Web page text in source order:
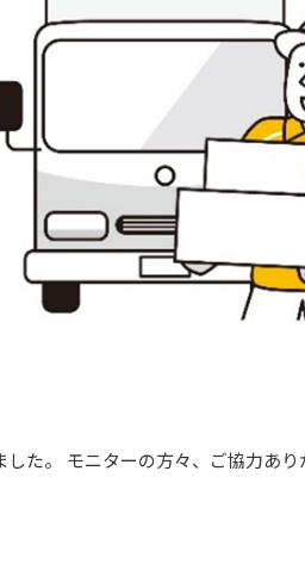
た。 モニターの方々、ご協力あり